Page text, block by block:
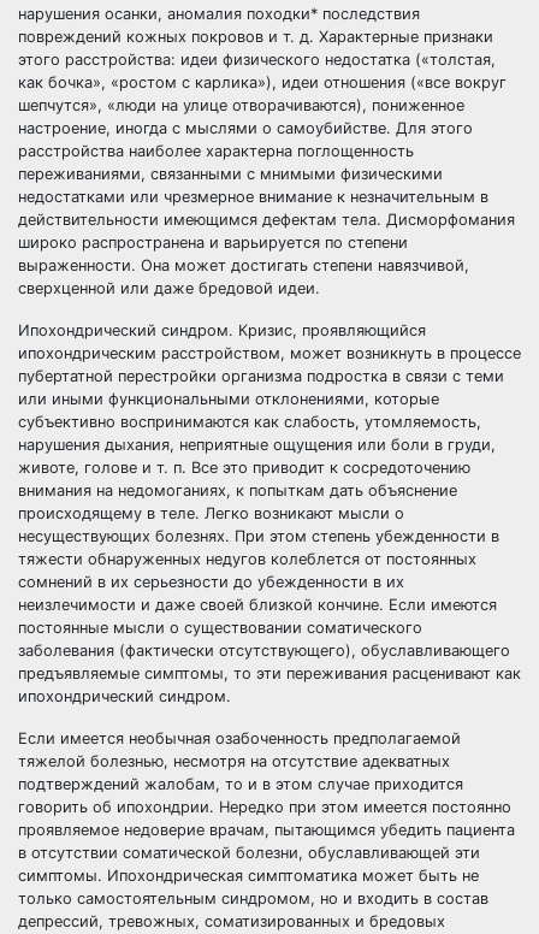
нарушения осанки, аномалия походки* последствия
повреждений кожных покровов и т. д. Характерные признаки
этого расстройства: идеи физического недостатка («толстая,
как бочка», «ростом с карлика»), идеи отношения («все вокруг
шепчутся», «люди на улице отворачиваются), пониженное
настроение, иногда с мыслями о самоубийстве. Для этого
расстройства наиболее характерна поглощенность
переживаниями, связанными с мнимыми физическими
недостатками или чрезмерное внимание к незначительным в
действительности имеющимся дефектам тела. Дисморфомания
широко распространена и варьируется по степени
выраженности. Она может достигать степени навязчивой,
сверхценной или даже бредовой идеи.
Ипохондрический синдром. Кризис, проявляющийся
ипохондрическим расстройством, может возникнуть в процессе
пубертатной перестройки организма подростка в связи с теми
или иными функциональными отклонениями, которые
субъективно воспринимаются как слабость, утомляемость,
нарушения дыхания, неприятные ощущения или боли в груди,
животе, голове и т. п. Все это приводит к сосредоточению
внимания на недомоганиях, к попыткам дать объяснение
происходящему в теле. Легко возникают мысли о
несуществующих болезнях. При этом степень убежденности в
тяжести обнаруженных недугов колеблется от постоянных
сомнений в их серьезности до убежденности в их
неизлечимости и даже своей близкой кончине. Если имеются
постоянные мысли о существовании соматического
заболевания (фактически отсутствующего), обуславливающего
предъявляемые симптомы, то эти переживания расценивают как
ипохондрический синдром.
Если имеется необычная озабоченность предполагаемой
тяжелой болезнью, несмотря на отсутствие адекватных
подтверждений жалобам, то и в этом случае приходится
говорить об ипохондрии. Нередко при этом имеется постоянно
проявляемое недоверие врачам, пытающимся убедить пациента
в отсутствии соматической болезни, обуславливающей эти
симптомы. Ипохондрическая симптоматика может быть не
только самостоятельным синдромом, но и входить в состав
депрессий, тревожных, соматизированных и бредовых